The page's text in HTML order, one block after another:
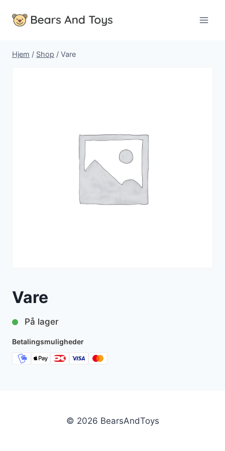
Hjem / Shop / Vare
Vare
På lager
Betalingsmuligheder
© 2026 BearsAndToys